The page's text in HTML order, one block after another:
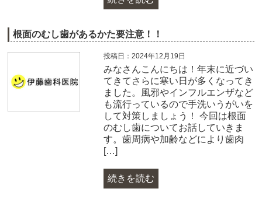
根面のむし歯があるかた要注意！！
投稿日：2024年12月19日
みなさんこんにちは！年末に近づい
てきてさらに寒い日が多くなってき
ました。風邪やインフルエンザなど
も流行っているので手洗いうがいを
して対策しましょう！ 今回は根面
のむし歯についてお話していきま
す。歯周病や加齢などにより歯肉
[…]
続きを読む